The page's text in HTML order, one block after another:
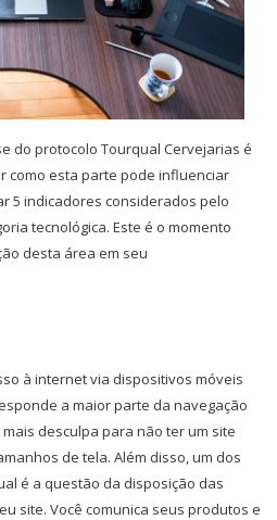
do protocolo Tourqual Cervejarias é
como esta parte pode influenciar
5 indicadores considerados pelo
tecnológica. Este é o momento
desta área em seu
à internet via dispositivos móveis
a maior parte da navegação
desculpa para não ter um site
de tela. Além disso, um dos
é a questão da disposição das
site. Você comunica seus produtos e